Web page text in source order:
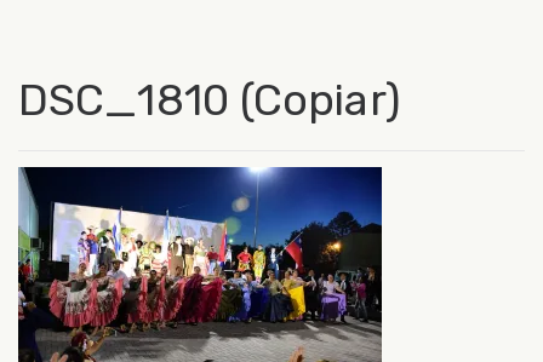
DSC_1810 (Copiar)